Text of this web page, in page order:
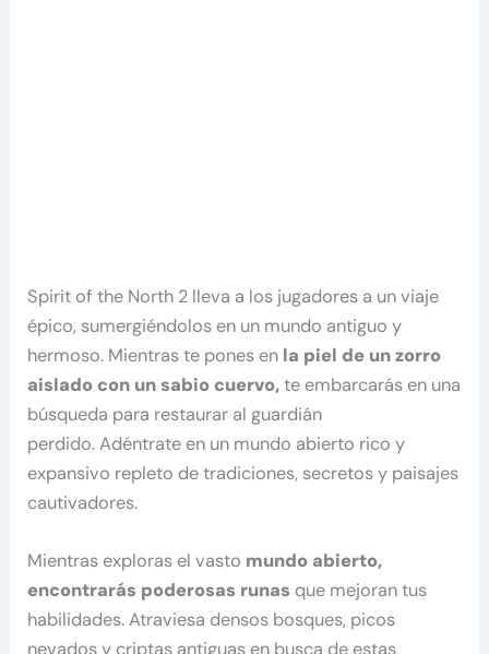
Spirit of the North 2 lleva a los jugadores a un viaje
épico, sumergiéndolos en un mundo antiguo y
hermoso. Mientras te pones en la piel de un zorro
aislado con un sabio cuervo,te embarcarás en una
búsqueda para restaurar al guardián
perdido. Adéntrate en un mundo abierto rico y
expansivo repleto de tradiciones, secretos y paisajes
cautivadores.
Mientras exploras el vasto mundo abierto,
encontrarás poderosas runas que mejoran tus
habilidades. Atraviesa densos bosques, picos
nevados y criptas antiguas en busca de estas